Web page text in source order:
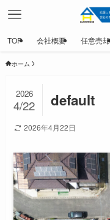
TOP 会社概要 任意売却
ホーム
default
2026
4/22
2026年4月22日